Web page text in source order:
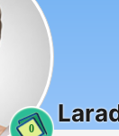
0